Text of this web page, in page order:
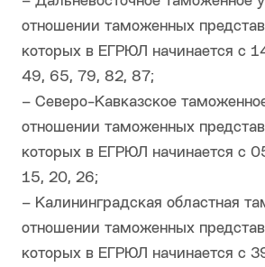
отношении таможенных
которых в ЕГРЮЛ начинается с
49, 65, 79, 82, 87;
– Северо-Кавказское
отношении таможенных
которых в ЕГРЮЛ начинается с
15, 20, 26;
– Калининградская областная
отношении таможенных
которых в ЕГРЮЛ начинается с